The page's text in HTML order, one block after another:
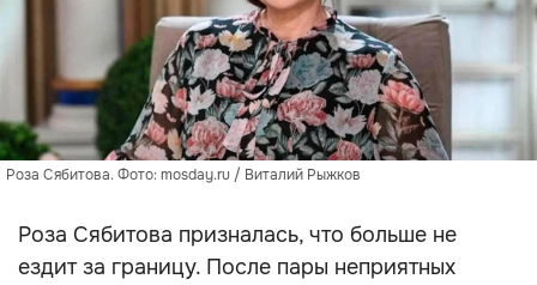
Роза Сябитова. Фото: mosday.ru / Виталий Рыжков
Роза Сябитова призналась, что больше не
ездит за границу. После пары неприятных